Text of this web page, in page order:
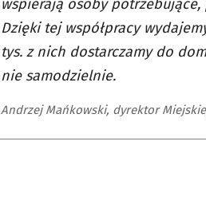
wspierają osoby
Dzięki tej współpracy
tys. z nich dostarczamy do
nie samodzielnie.
Andrzej Mańkowski, dyrektor